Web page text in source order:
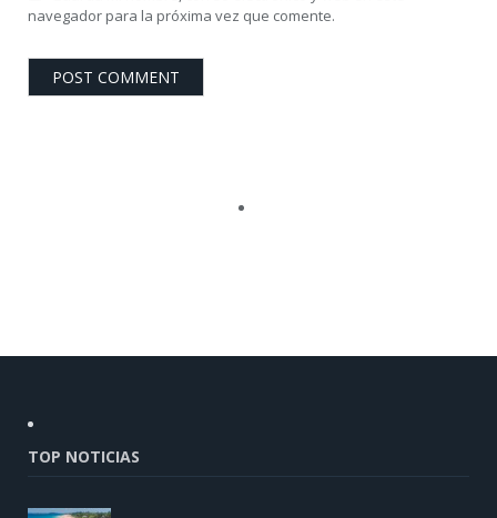
navegador para la próxima vez que comente.
TOP NOTICIAS